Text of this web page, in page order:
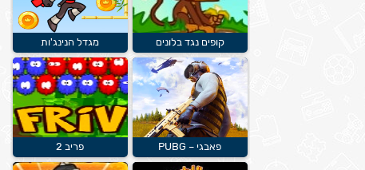
קופים נגד בלונים מגדל הנינג'ות
פאבגי – PUBG פריב 2